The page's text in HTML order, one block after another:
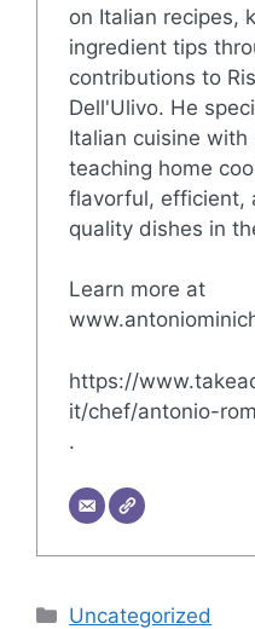
on Italian recipes,
ingredient tips
contributions to
Dell'Ulivo. He
Italian cuisine
teaching home
flavorful, efficient,
quality dishes in
Learn more at
https://
it/chef/antonio-
.
Categorie
Uncategorized